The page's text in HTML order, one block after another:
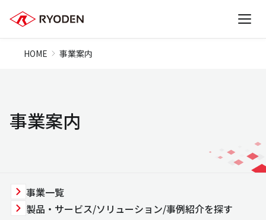
HOME 事業案内
事業案内
事業一覧
製品・サービス/ソリューション/事例紹介を探す